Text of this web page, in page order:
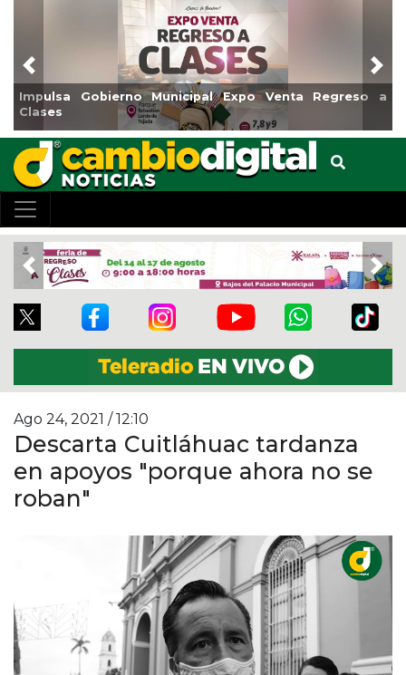
Impulsa Gobierno Municipal Expo Venta Regreso a
Clases
Previous
Previous
Ago 24, 2021 / 12:10
Descarta Cuitláhuac tardanza
en apoyos "porque ahora no se
roban"